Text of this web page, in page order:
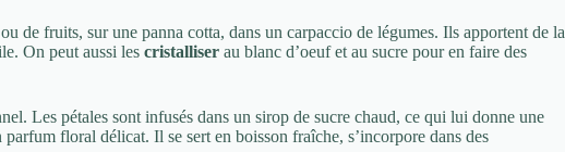
de fruits, sur une panna cotta, dans un carpaccio de légumes. Ils apportent de la
On peut aussi les cristalliser au blanc d’oeuf et au sucre pour en faire des
Les pétales sont infusés dans un sirop de sucre chaud, ce qui lui donne une
floral délicat. Il se sert en boisson fraîche, s’incorpore dans des